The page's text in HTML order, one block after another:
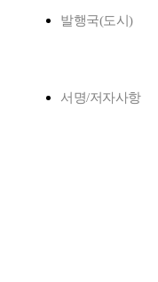
발행국(도시)
서명/저자사항